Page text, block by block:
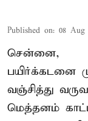
Published on: 08 Aug
சென்னை,
பயிர்க்கடனை
வஞ்சித்து
மெத்தனம்